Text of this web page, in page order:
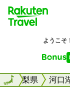
全国 山梨県 河口
全国